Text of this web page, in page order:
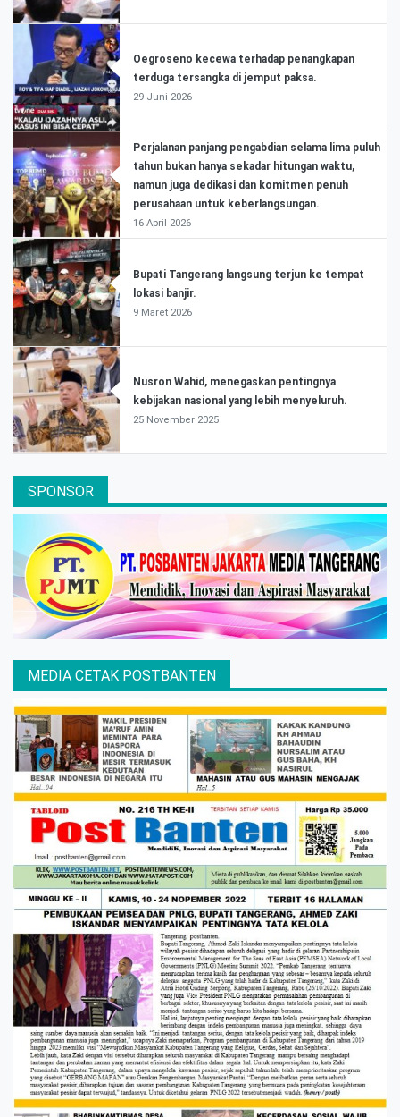
Oegroseno kecewa terhadap penangkapan
terduga tersangka di jemput paksa.
29 Juni 2026
Perjalanan panjang pengabdian selama lima puluh
tahun bukan hanya sekadar hitungan waktu,
namun juga dedikasi dan komitmen penuh
perusahaan untuk keberlangsungan.
16 April 2026
Bupati Tangerang langsung terjun ke tempat
lokasi banjir.
9 Maret 2026
Nusron Wahid, menegaskan pentingnya
kebijakan nasional yang lebih menyeluruh.
25 November 2025
SPONSOR
MEDIA CETAK POSTBANTEN